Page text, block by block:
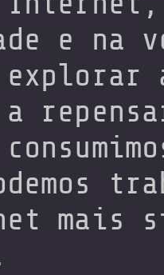
e na
a
mais